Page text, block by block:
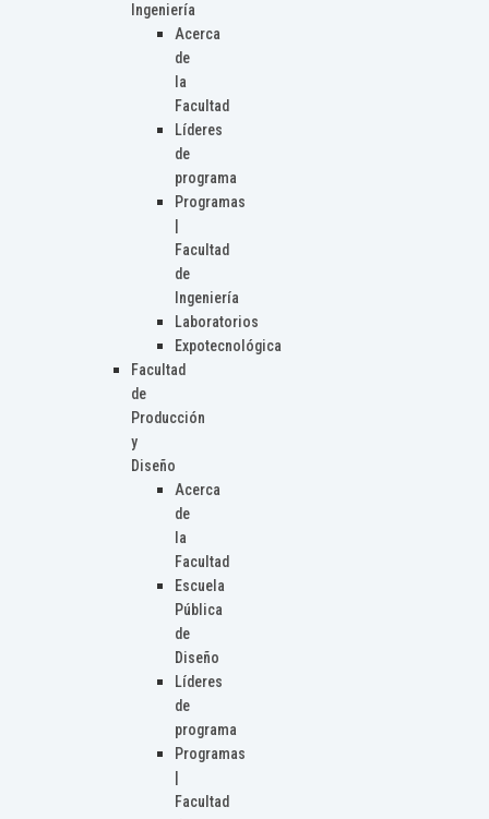
Ingeniería
Acerca
de
la
Facultad
Líderes
de
programa
Programas
Facultad
de
Ingeniería
Laboratorios
Expotecnológica
Facultad
de
Producción
y
Diseño
Acerca
de
la
Facultad
Escuela
Pública
de
Diseño
Líderes
de
programa
Programas
Facultad